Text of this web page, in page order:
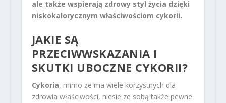
ale także wspierają zdrowy styl życia dzięki
niskokalorycznym właściwościom cykorii.
JAKIE SĄ
PRZECIWWSKAZANIA I
SKUTKI UBOCZNE CYKORII?
Cykoria, mimo że ma wiele korzystnych dla
zdrowia właściwości, niesie ze sobą także pewne